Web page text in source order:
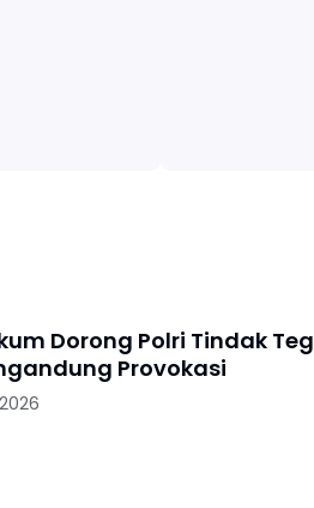
Dorong Polri Tindak
Provokasi